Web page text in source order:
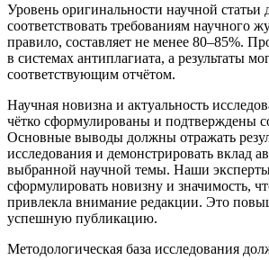
Уровень оригинальности научной статьи
соответствовать требованиям научного
правило, составляет не менее 80–85%.
в системах антиплагиата, а результаты
соответствующим отчётом.
Научная новизна и актуальность
чётко сформулированы и подтверждены
Основные выводы должны отражать
исследования и демонстрировать вклад
выбранной научной темы. Наши
сформулировать новизну и значимость,
привлекла внимание редакции. Это
успешную публикацию.
Методологическая база исследования